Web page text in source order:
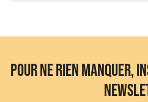
POUR NE RIEN MANQUER,